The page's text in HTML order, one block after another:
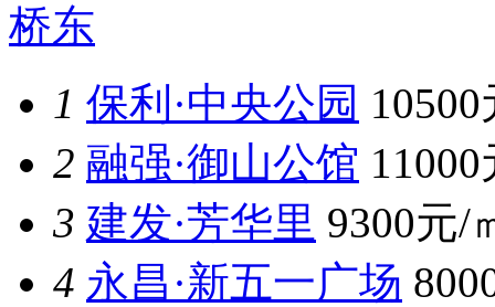
桥东
1 保利·中央公园
2 融强·御山公馆
3 建发·芳华里 9300元/
4 永昌·新五一广场